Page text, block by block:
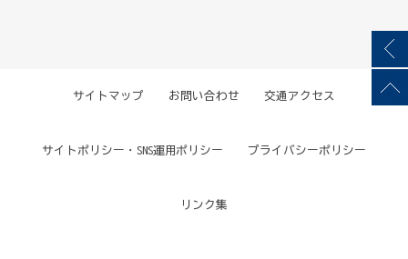
サイトマップ お問い合わせ 交通アクセス
サイトポリシー・SNS運用ポリシー プライバシーポリシー
リンク集